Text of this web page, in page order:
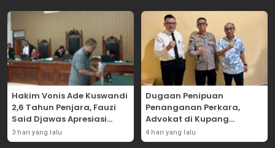
Hakim Vonis Ade Kuswandi
2,6 Tahun Penjara, Fauzi
Said Djawas Apresiasi
Putusan
3 hari yang lalu
Dugaan Penipuan
Penanganan Perkara,
Advokat di Kupang
Dilaporkan ke Polda NTT
4 hari yang lalu